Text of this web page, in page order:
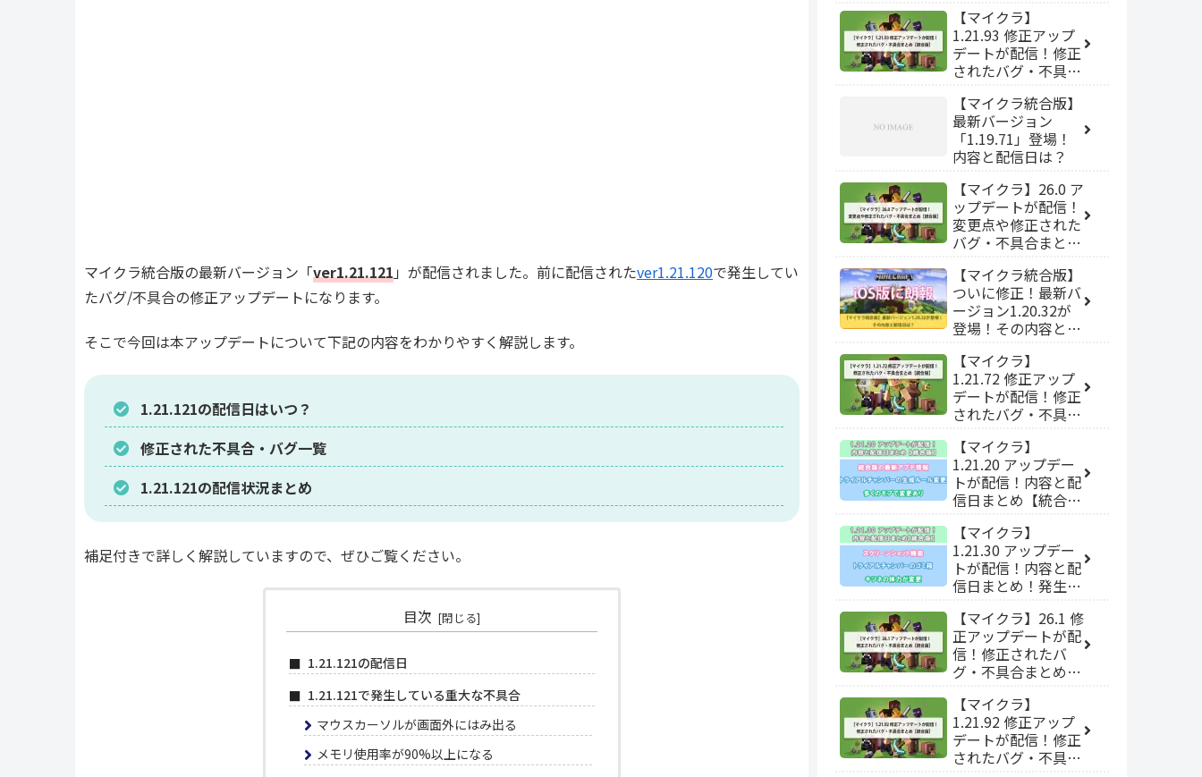
マイクラ統合版の最新バージョン「ver1.21.121 」が配信されました。前に配信されたver1.21.120で発生してい
たバグ/不具合の修正アップデートになります。
そこで今回は本アップデートについて下記の内容をわかりやすく解説します。
1.21.121の配信日はいつ？
修正された不具合・バグ一覧
1.21.121の配信状況まとめ
補足付きで詳しく解説していますので、ぜひご覧ください。
目次
1.21.121の配信日
1.21.121で発生している重大な不具合
マウスカーソルが画面外にはみ出る
メモリ使用率が90%以上になる
【マイクラ】
1.21.93 修正アップ
デートが配信！修正
されたバグ・不具合
【マイクラ統合版】
最新バージョン
「1.19.71」登場！
内容と配信日は？
【マイクラ】26.0 ア
ップデートが配信！
変更点や修正された
バグ・不具合まとめ
【マイクラ統合版】
ついに修正！最新バ
ージョン1.20.32が
登場！その内容と配
【マイクラ】
1.21.72 修正アップ
デートが配信！修正
されたバグ・不具合
【マイクラ】
1.21.20 アップデー
トが配信！内容と配
信日まとめ【統合
【マイクラ】
1.21.30 アップデー
トが配信！内容と配
信日まとめ！発生し
など【統合版】
【マイクラ】26.1 修
正アップデートが配
信！修正されたバ
グ・不具合まとめ
【マイクラ】
1.21.92 修正アップ
デートが配信！修正
されたバグ・不具合